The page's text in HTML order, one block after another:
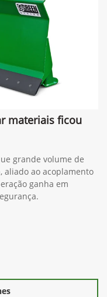
materiais ficou
grande volume de
aliado ao acoplamento
ganha em